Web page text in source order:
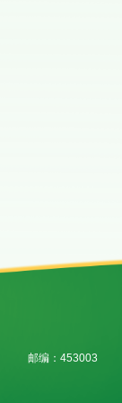
邮编：453003